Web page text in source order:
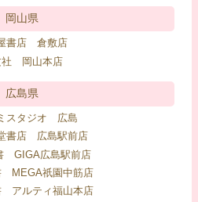
岡山県
書店 倉敷店
社 岡山本店
広島県
スタジオ 広島
書店 広島駅前店
GIGA広島駅前店
MEGA祇園中筋店
アルティ福山本店